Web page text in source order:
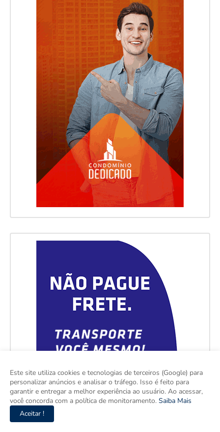
Este site utiliza cookies e tecnologias de terceiros (Google) para
personalizar anúncios e analisar o tráfego. Isso é feito para
garantir e entregar a melhor experiência ao usuário. Ao acessar,
você concorda com a política de monitoramento. Saiba Mais
Aceitar !